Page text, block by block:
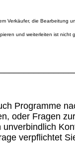
Verkäufer, die Bearbeitung
und weiterleiten ist nicht
Programme
oder Fragen
unverbindlich
verpflichtet